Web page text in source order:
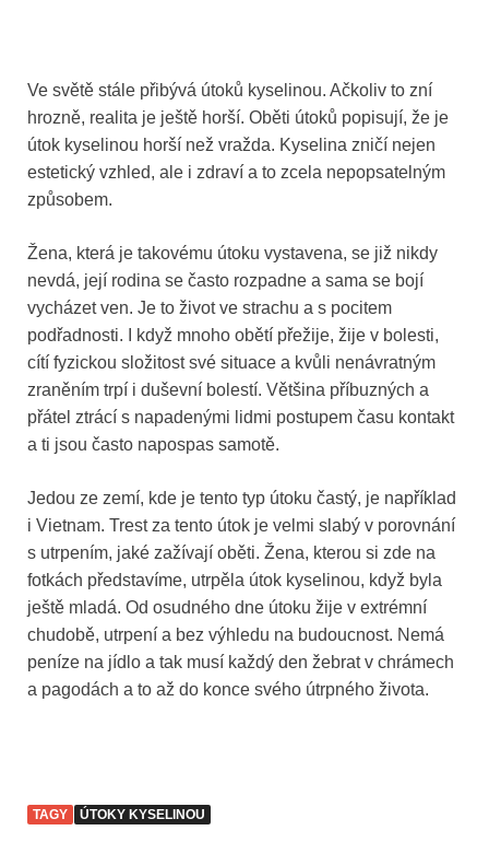
Ve světě stále přibývá útoků kyselinou. Ačkoliv to zní
hrozně, realita je ještě horší. Oběti útoků popisují, že je
útok kyselinou horší než vražda. Kyselina zničí nejen
estetický vzhled, ale i zdraví a to zcela nepopsatelným
způsobem.
Žena, která je takovému útoku vystavena, se již nikdy
nevdá, její rodina se často rozpadne a sama se bojí
vycházet ven. Je to život ve strachu a s pocitem
podřadnosti. I když mnoho obětí přežije, žije v bolesti,
cítí fyzickou složitost své situace a kvůli nenávratným
zraněním trpí i duševní bolestí. Většina příbuzných a
přátel ztrácí s napadenými lidmi postupem času kontakt
a ti jsou často napospas samotě.
Jedou ze zemí, kde je tento typ útoku častý, je například
i Vietnam. Trest za tento útok je velmi slabý v porovnání
s utrpením, jaké zažívají oběti. Žena, kterou si zde na
fotkách představíme, utrpěla útok kyselinou, když byla
ještě mladá. Od osudného dne útoku žije v extrémní
chudobě, utrpení a bez výhledu na budoucnost. Nemá
peníze na jídlo a tak musí každý den žebrat v chrámech
a pagodách a to až do konce svého útrpného života.
TAGY ÚTOKY KYSELINOU